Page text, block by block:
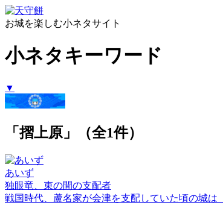
お城を楽しむ小ネタサイト
小ネタキーワード
▼
「摺上原」（全1件）
あいず
独眼竜、束の間の支配者
戦国時代、蘆名家が会津を支配していた頃の城